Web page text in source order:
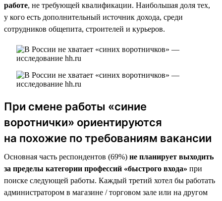
работе, не требующей квалификации. Наибольшая доля тех,
у кого есть дополнительный источник дохода, среди
сотрудников общепита, строителей и курьеров.
При смене работы «синие
воротнички» ориентируются
на похожие по требованиям вакансии
Основная часть респондентов (69%) не планирует выходить
за пределы категории профессий «быстрого входа» при
поиске следующей работы. Каждый третий хотел бы работать
администратором в магазине / торговом зале или на другом